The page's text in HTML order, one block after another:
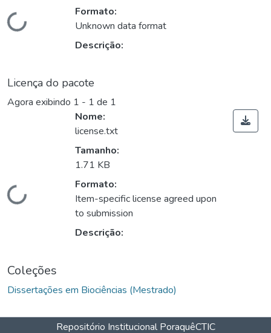
Carregando...
Formato:
Unknown data format
Descrição:
Licença do pacote
Agora exibindo 1 - 1 de 1
Carregando...
Nome:
license.txt
Tamanho:
1.71 KB
Formato:
Item-specific license agreed upon
to submission
Descrição:
Coleções
Dissertações em Biociências (Mestrado)
Repositório Institucional PoraquêCTIC